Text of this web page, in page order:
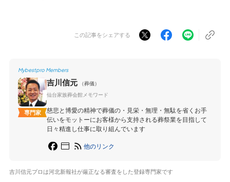
この記事をシェアする
Mybestpro Members
専門家
吉川信元
（葬儀）
仙台家族葬会館メモワード
慈悲と博愛の精神で葬儀の・見栄・無理・無駄を省くお手
伝いをモットーにお客様から支持される葬祭業を目指して
日々精進し仕事に取り組んでいます
他のリンク
吉川信元プロは河北新報社が厳正なる審査をした登録専門家です